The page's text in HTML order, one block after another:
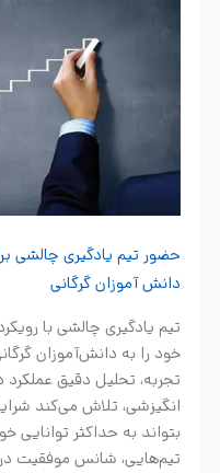
حضور تیم یادگیری چالشی
دانش آموزان گرگانی
تیم یادگیری چالشی با
خود را به دانش‌آموزان
تجربه، تحلیل دقیق
انگیزشی، تلاش می‌کند
بتواند به حداکثر
تیم‌هایی، شانس موفقیت در